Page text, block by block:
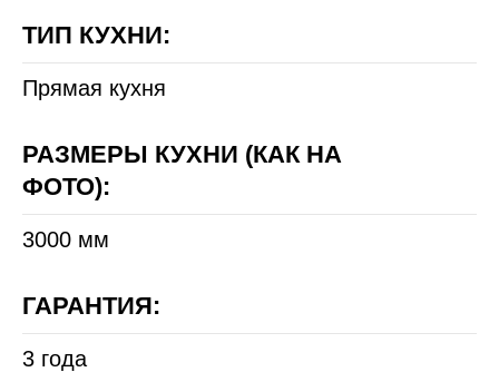
ТИП КУХНИ:
Прямая кухня
РАЗМЕРЫ КУХНИ (КАК НА
ФОТО):
3000 мм
ГАРАНТИЯ:
3 года